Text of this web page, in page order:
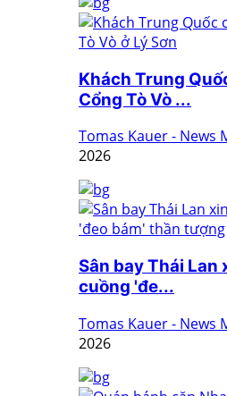
Khách Trung
Cổng Tò Vò ...
Tomas Kauer - News
2026
Sân bay Thái Lan
cuồng 'đe...
Tomas Kauer - News
2026